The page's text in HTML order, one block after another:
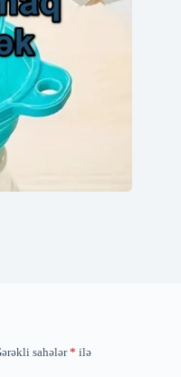
sahələr* ilə